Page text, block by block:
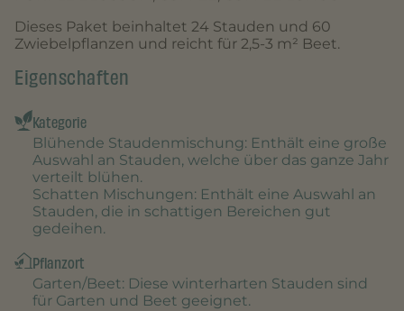
Dieses Paket beinhaltet 24 Stauden und 60
Zwiebelpflanzen und reicht für 2,5-3 m² Beet.
Eigenschaften
Kategorie
Blühende Staudenmischung: Enthält eine große
Auswahl an Stauden, welche über das ganze Jahr
verteilt blühen.
Schatten Mischungen: Enthält eine Auswahl an
Stauden, die in schattigen Bereichen gut
gedeihen.
Pflanzort
Garten/Beet: Diese winterharten Stauden sind
für Garten und Beet geeignet.